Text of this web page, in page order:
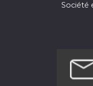
Société